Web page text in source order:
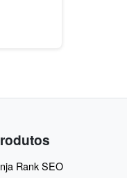
Rank SEO